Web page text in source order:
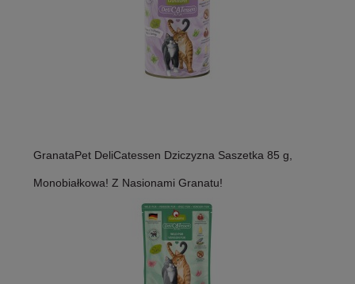
GranataPet DeliCatessen Dziczyzna Saszetka 85 g,
Monobiałkowa! Z Nasionami Granatu!